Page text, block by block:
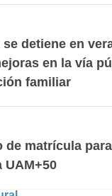
se detiene en
en la vía
familiar
de matrícula
UAM+50